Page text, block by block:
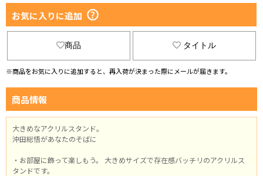
お気に入りに追加
商品 タイトル
※商品をお気に入りに追加すると、再入荷が決まった際にメールが届きます。
商品情報
大きめなアクリルスタンド。
沖田総悟があなたのそばに
・お部屋に飾って楽しもう。 大きめサイズで存在感バッチリのアクリルス
タンドです。